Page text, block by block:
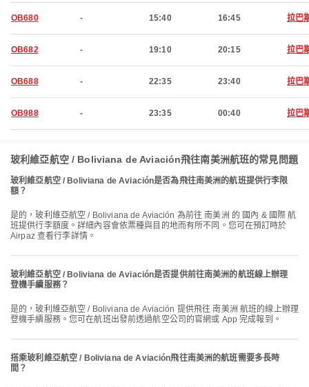
OB680 - 15:40 16:45 拉巴
OB682 - 19:10 20:15 拉巴
OB688 - 22:35 23:40 拉巴
OB988 - 23:35 00:40 拉巴
玻利維亞航空 / Boliviana de Aviación飛往南美洲航班的常見問題
玻利維亞航空 / Boliviana de Aviación是否為飛往南美洲的航班提供行李限
額？
是的，玻利維亞航空 / Boliviana de Aviación 為前往 南美洲 的 國內 & 國際 航
班提供行李額度。詳細內容會依票種與目的地而有所不同。您可在預訂時於
Airpaz 查看行李詳情。
玻利維亞航空 / Boliviana de Aviación是否提供前往南美洲的航班線上辦理
登機手續服務？
是的，玻利維亞航空 / Boliviana de Aviación 提供飛往 南美洲 航班的線上辦理
登機手續服務。您可在航班出發前透過航空公司的官網或 App 完成報到。
搭乘玻利維亞航空 / Boliviana de Aviación飛往南美洲的航班需要多長時
間？